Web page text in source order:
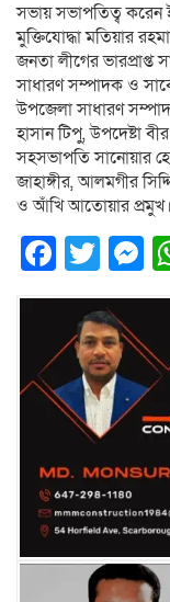
সভায় সভাপতিত্ব করেন
মুক্তিযোদ্ধা মতিয়ার
জনতা লীগের
সাধারণ সম্পাদক ও
উপজেলা সাধারণ
হাসান টিপু, উপদেষ্টা
সহসভাপতি সানোয়ার
জাহাঙ্গীর, আলমগীর
ও আঁখি আতোয়ার প্রমুখ।